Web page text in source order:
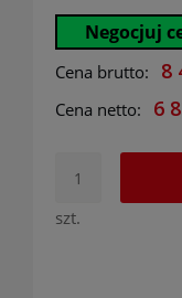
Negocjuj
Cena brutto: 8
Cena netto: 6
szt.